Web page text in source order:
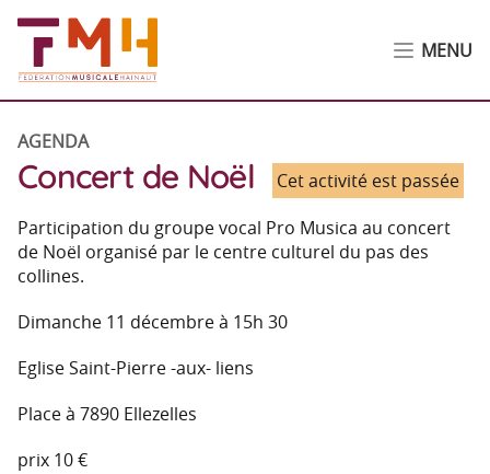
MENU
AGENDA
Concert de Noël
Cet activité est passée
Participation du groupe vocal Pro Musica au concert
de Noël organisé par le centre culturel du pas des
collines.
Dimanche 11 décembre à 15h 30
Eglise Saint-Pierre -aux- liens
Place à 7890 Ellezelles
prix 10 €